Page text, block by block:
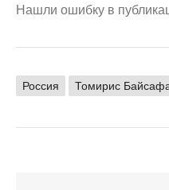
Нашли ошибку в
Россия Томирис